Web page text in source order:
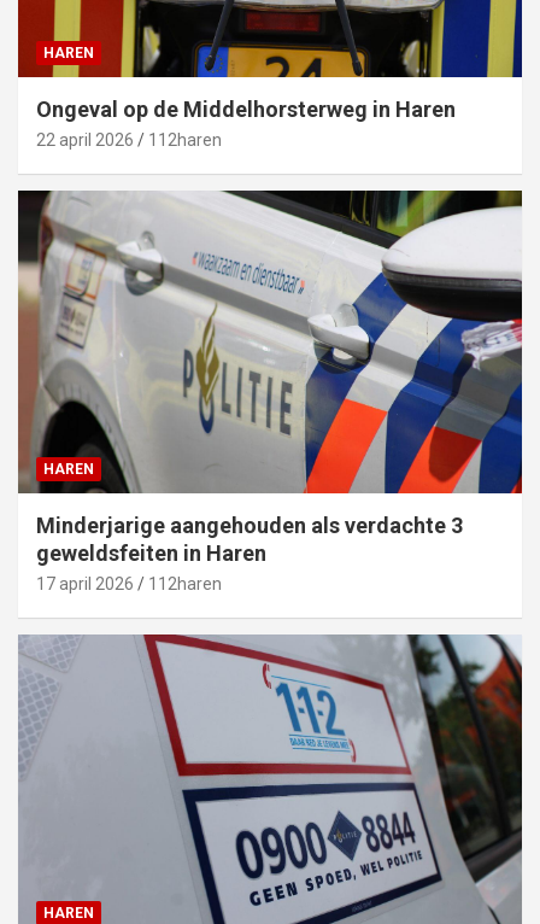
HAREN
Ongeval op de Middelhorsterweg in Haren
22 april 2026 112haren
HAREN
Minderjarige aangehouden als verdachte 3
geweldsfeiten in Haren
17 april 2026 112haren
HAREN